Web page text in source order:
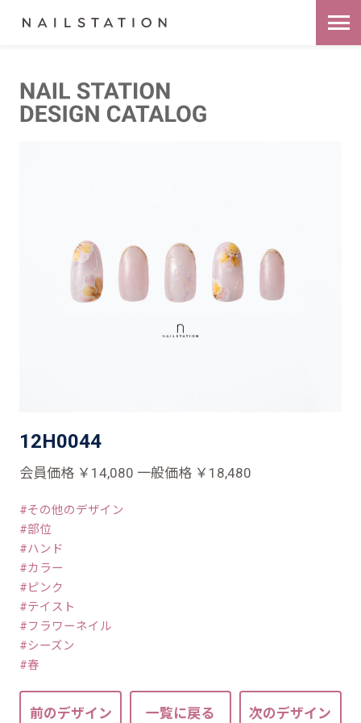
12H0044
会員価格 ￥14,080 一般価格 ￥18,480
その他のデザイン
部位
ハンド
カラー
ピンク
テイスト
フラワーネイル
シーズン
春
前のデザイン 一覧に戻る 次のデザイン